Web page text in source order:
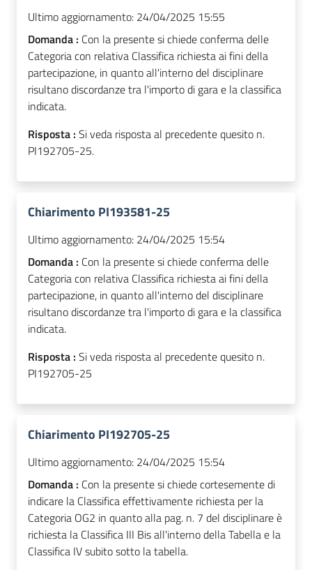
Ultimo aggiornamento: 24/04/2025 15:55
Domanda : Con la presente si chiede conferma delle
Categoria con relativa Classifica richiesta ai fini della
partecipazione, in quanto all'interno del disciplinare
risultano discordanze tra l'importo di gara e la classifica
indicata.
Risposta : Si veda risposta al precedente quesito n.
PI192705-25.
Chiarimento PI193581-25
Ultimo aggiornamento: 24/04/2025 15:54
Domanda : Con la presente si chiede conferma delle
Categoria con relativa Classifica richiesta ai fini della
partecipazione, in quanto all'interno del disciplinare
risultano discordanze tra l'importo di gara e la classifica
indicata.
Risposta : Si veda risposta al precedente quesito n.
PI192705-25
Chiarimento PI192705-25
Ultimo aggiornamento: 24/04/2025 15:54
Domanda : Con la presente si chiede cortesemente di
indicare la Classifica effettivamente richiesta per la
Categoria OG2 in quanto alla pag. n. 7 del disciplinare è
richiesta la Classifica III Bis all'interno della Tabella e la
Classifica IV subito sotto la tabella.